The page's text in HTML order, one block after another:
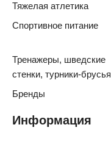
Тяжелая атлетика
Спортивное питание
Тренажеры, шведские
стенки, турники-брусья
Бренды
Информация